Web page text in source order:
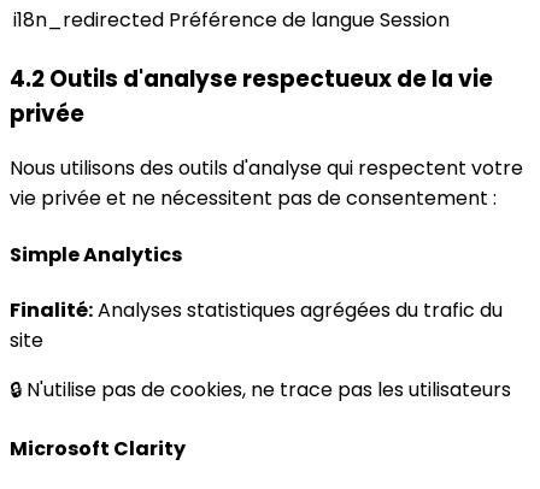
i18n_redirected Préférence de langueSession
4.2 Outils d'analyse respectueux de la vie
privée
Nous utilisons des outils d'analyse qui respectent votre
vie privée et ne nécessitent pas de consentement :
Simple Analytics
Finalité:Analyses statistiques agrégées du trafic du
site
🔒 N'utilise pas de cookies, ne trace pas les utilisateurs
Microsoft Clarity